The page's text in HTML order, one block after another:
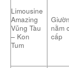
Limousine
Amazing
Vũng Tàu
– Kon
Tum
nằm
cấp